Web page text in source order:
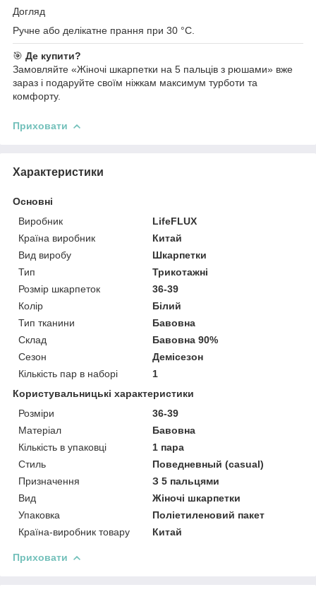
Догляд
Ручне або делікатне прання при 30 °C.
🎯 Де купити?
Замовляйте «Жіночі шкарпетки на 5 пальців з рюшами» вже
зараз і подаруйте своїм ніжкам максимум турботи та
комфорту.
Приховати
Характеристики
Основні
Виробник
LifeFLUX
Країна виробник
Китай
Вид виробу
Шкарпетки
Тип
Трикотажні
Розмір шкарпеток
36-39
Колір
Білий
Тип тканини
Бавовна
Склад
Бавовна 90%
Сезон
Демісезон
Кількість пар в наборі
1
Користувальницькі характеристики
Розміри
36-39
Матеріал
Бавовна
Кількість в упаковці
1 пара
Стиль
Поведневный (casual)
Призначення
З 5 пальцями
Вид
Жіночі шкарпетки
Упаковка
Поліетиленовий пакет
Країна-виробник товару
Китай
Приховати